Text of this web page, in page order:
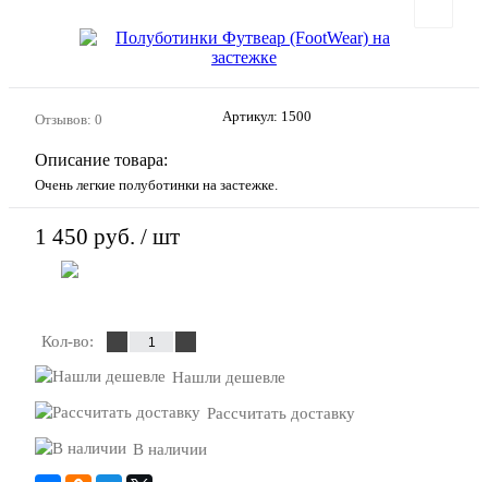
Отзывов: 0 Артикул: 1500
Описание товара:
Очень легкие полуботинки на застежке.
1 450 руб. / шт
Кол-во:
Нашли дешевле
Рассчитать доставку
В наличии